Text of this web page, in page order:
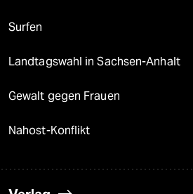
Surfen
Landtagswahl in Sachsen-Anhalt
Gewalt gegen Frauen
Nahost-Konflikt